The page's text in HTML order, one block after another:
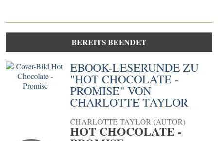
BEREITS BEENDET
EBOOK-LESERUNDE ZU
"HOT CHOCOLATE -
PROMISE" VON
CHARLOTTE TAYLOR
CHARLOTTE TAYLOR (AUTOR)
HOT CHOCOLATE -